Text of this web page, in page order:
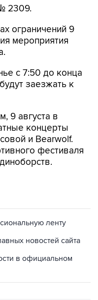
ограничений 9
с 7:50 до конца
9 августа в
и Bearwolf.
фестиваля
новостей сайта
в официальном